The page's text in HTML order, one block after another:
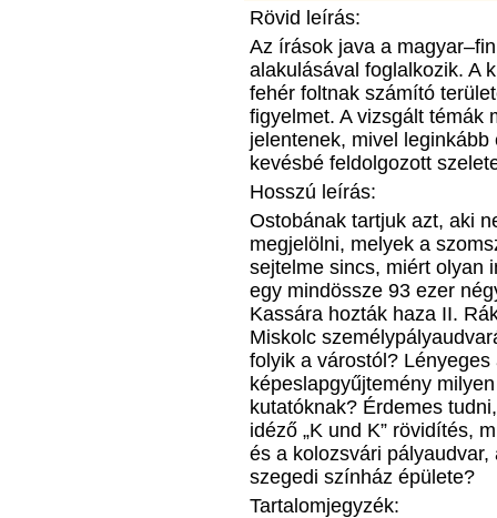
Rövid leírás:
Az írások java a
alakulásával foglalkozik. A
fehér foltnak számító
figyelmet. A vizsgált témák
jelentenek, mivel
kevésbé feldolgozott
Hosszú leírás:
Ostobának tartjuk azt, aki
megjelölni, melyek a
sejtelme sincs, miért olyan
egy mindössze 93 ezer
Kassára hozták haza II.
Miskolc
folyik a várostól?
képeslapgyűjtemény
kutatóknak? Érdemes
idéző „K und K” rövidítés,
és a kolozsvári
szegedi színház épülete?
Tartalomjegyzék: